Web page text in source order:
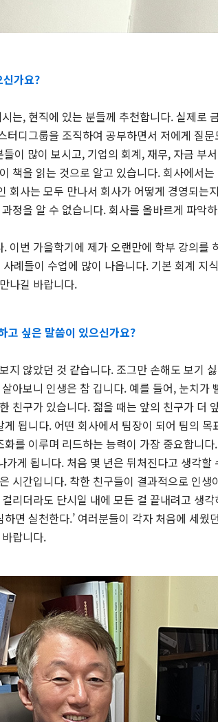
가요?
는, 현직에 있는 분들께 추천합니다. 실제로
터디그룹을 조직하여 공부하면서 저에게 질
이 많이 보시고, 기업의 회계, 재무, 자금 부
책을 읽는 것으로 알고 있습니다. 회사에서
회사는 모두 만나서 회사가 어떻게 경영되는
정을 알 수 없습니다. 회사를 올바르게 파악
이번 가을학기에 제가 오랜만에 학부 강의를
례들이 수업에 많이 나옵니다. 기본 회계 지
나길 바랍니다.
고 싶은 말씀이 있으신가요?
지 않았던 것 같습니다. 조그만 손해도 보기
아보니 인생은 참 깁니다. 예를 들어, 눈치가
친구가 있습니다. 젊을 때는 앞의 친구가 더
됩니다. 어떤 회사에서 팀장이 되어 팀의
를 이루며 리드하는 능력이 가장 중요합니
게 됩니다. 처음 몇 년은 뒤처진다고 생각
시간입니다. 착한 친구들이 결과적으로 인
리더라도 단시일 내에 모든 걸 끝내려고 생
하면 실천한다.’ 여러분들이 각자 처음에 세
랍니다.